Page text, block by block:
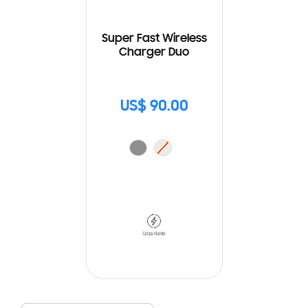
Super Fast Wireless
Charger Duo
US$ 90.00